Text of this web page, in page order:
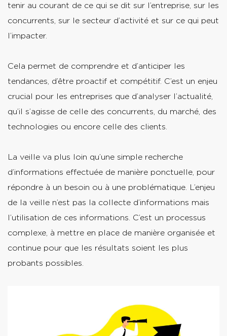
tenir au courant de ce qui se dit sur l’entreprise, sur les
concurrents, sur le secteur d’activité et sur ce qui peut
l’impacter.
Cela permet de comprendre et d’anticiper les
tendances, d’être proactif et compétitif. C’est un enjeu
crucial pour les entreprises que d’analyser l’actualité,
qu’il s’agisse de celle des concurrents, du marché, des
technologies ou encore celle des clients.
La veille va plus loin qu’une simple recherche
d’informations effectuée de manière ponctuelle, pour
répondre à un besoin ou à une problématique. L’enjeu
de la veille n’est pas la collecte d’informations mais
l’utilisation de ces informations. C’est un processus
complexe, à mettre en place de manière organisée et
continue pour que les résultats soient les plus
probants possibles.